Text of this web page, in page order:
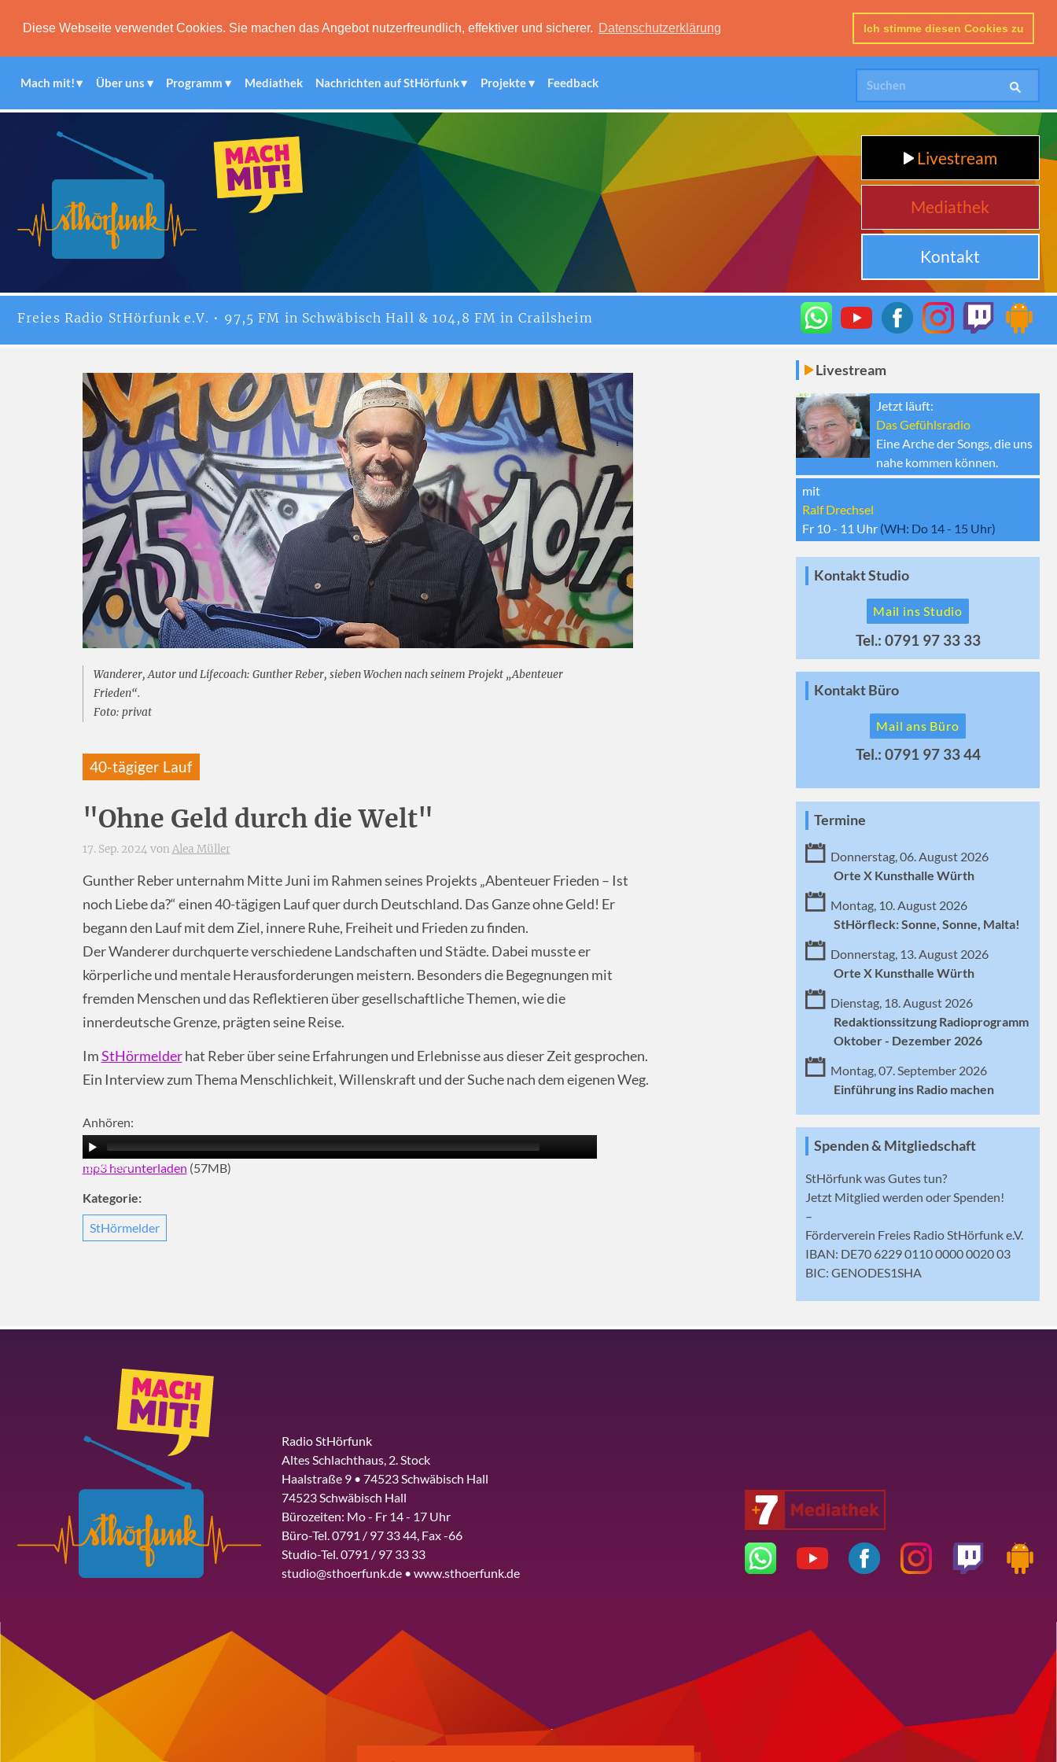
Diese Webseite verwendet Cookies. Sie machen das Angebot nutzerfreundlich, effektiver und sicherer. Datenschutzerklärung Ich stimme diesen Cookies zu
Mach mit! Über uns Programm Mediathek Nachrichten auf StHörfunk Projekte Feedback
Livestream
Mediathek
Kontakt
Freies Radio StHörfunke.V. • 97,5 FM in Schwäbisch Hall & 104,8 FM in Crailsheim
Wanderer, Autor und Lifecoach: Gunther Reber, sieben Wochen nach seinem Projekt „Abenteuer
Frieden“.
Foto: privat
40-tägiger Lauf
"Ohne Geld durch die Welt"
17. Sep. 2024 von Alea Müller
Gunther Reber unternahm Mitte Juni im Rahmen seines Projekts „Abenteuer Frieden – Ist
noch Liebe da?“ einen 40-tägigen Lauf quer durch Deutschland. Das Ganze ohne Geld! Er
begann den Lauf mit dem Ziel, innere Ruhe, Freiheit und Frieden zu finden.
Der Wanderer durchquerte verschiedene Landschaften und Städte. Dabei musste er
körperliche und mentale Herausforderungen meistern. Besonders die Begegnungen mit
fremden Menschen und das Reflektieren über gesellschaftliche Themen, wie die
innerdeutsche Grenze, prägten seine Reise.
ImStHörmelderhat Reber über seine Erfahrungen und Erlebnisse aus dieser Zeit gesprochen.
Ein Interview zum Thema Menschlichkeit, Willenskraft und der Suche nach dem eigenen Weg.
Anhören:
00:00 25:05
mp3 herunterladen (57MB)
Kategorie:
StHörmelder
Livestream
Jetzt läuft:
Das Gefühlsradio
Eine Arche der Songs, die uns
nahe kommen können.
mit
Ralf Drechsel
Fr 10 - 11 Uhr (WH: Do 14 - 15 Uhr)
Kontakt Studio
Mail ins Studio
Tel.: 0791 97 33 33
Kontakt Büro
Mail ans Büro
Tel.: 0791 97 33 44
Termine
Donnerstag, 06. August 2026
Orte X Kunsthalle Würth
Montag, 10. August 2026
StHörfleck: Sonne, Sonne, Malta!
Donnerstag, 13. August 2026
Orte X Kunsthalle Würth
Dienstag, 18. August 2026
Redaktionssitzung Radioprogramm
Oktober - Dezember 2026
Montag, 07. September 2026
Einführung ins Radio machen
Spenden & Mitgliedschaft
StHörfunk was Gutes tun?
Jetzt Mitglied werden oder Spenden!
–
Förderverein Freies Radio StHörfunk e.V.
IBAN: DE70 6229 0110 0000 0020 03
BIC: GENODES1SHA
Radio StHörfunk
Altes Schlachthaus, 2. Stock
Haalstraße 9 • 74523 Schwäbisch Hall
74523 Schwäbisch Hall
Bürozeiten: Mo - Fr 14 - 17 Uhr
Büro-Tel. 0791 / 97 33 44, Fax -66
Studio-Tel. 0791 / 97 33 33
studio@sthoerfunk.de • www.sthoerfunk.de